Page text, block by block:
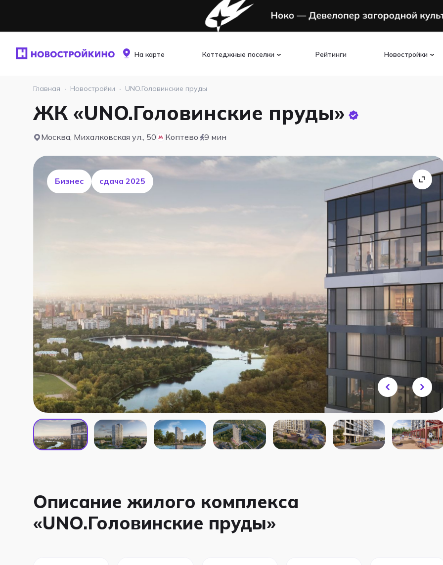
На карте Коттеджные поселки Рейтинги Новостройки
Главная · Новостройки · UNO.Головинские пруды
ЖК «UNO.Головинские пруды»
Москва, Михалковская ул., 50 Коптево 9 мин
Бизнес cдача 2025
Описание жилого комплекса
«UNO.Головинские пруды»